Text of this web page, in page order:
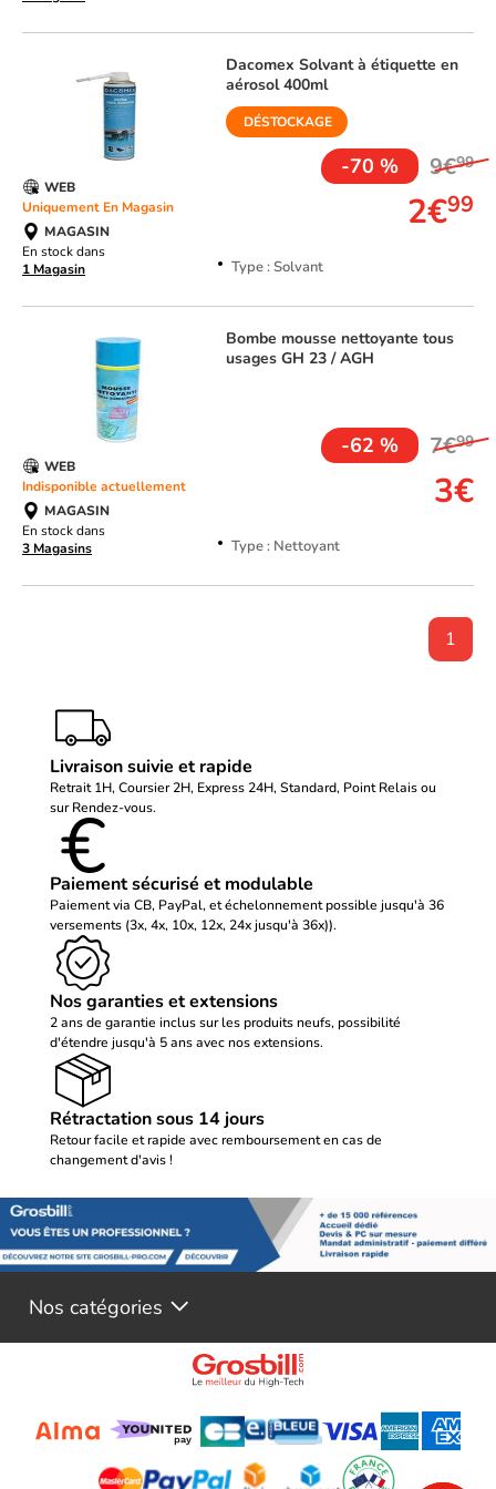
Dacomex Solvant à étiquette en
aérosol 400ml
DÉSTOCKAGE
-70 % 9€99
2€99
Type : Solvant
WEB
Uniquement En Magasin
MAGASIN
En stock dans
1 Magasin
Bombe mousse nettoyante tous
usages GH 23 / AGH
-62 % 7€99
3€
Type : Nettoyant
WEB
Indisponible actuellement
MAGASIN
En stock dans
3 Magasins
1
Livraison suivie et rapide
Retrait 1H, Coursier 2H, Express 24H, Standard, Point Relais ou
sur Rendez-vous.
Paiement sécurisé et modulable
Paiement via CB, PayPal, et échelonnement possible jusqu'à 36
versements (3x, 4x, 10x, 12x, 24x jusqu'à 36x)).
Nos garanties et extensions
2 ans de garantie inclus sur les produits neufs, possibilité
d'étendre jusqu'à 5 ans avec nos extensions.
Rétractation sous 14 jours
Retour facile et rapide avec remboursement en cas de
changement d'avis !
Nos catégories